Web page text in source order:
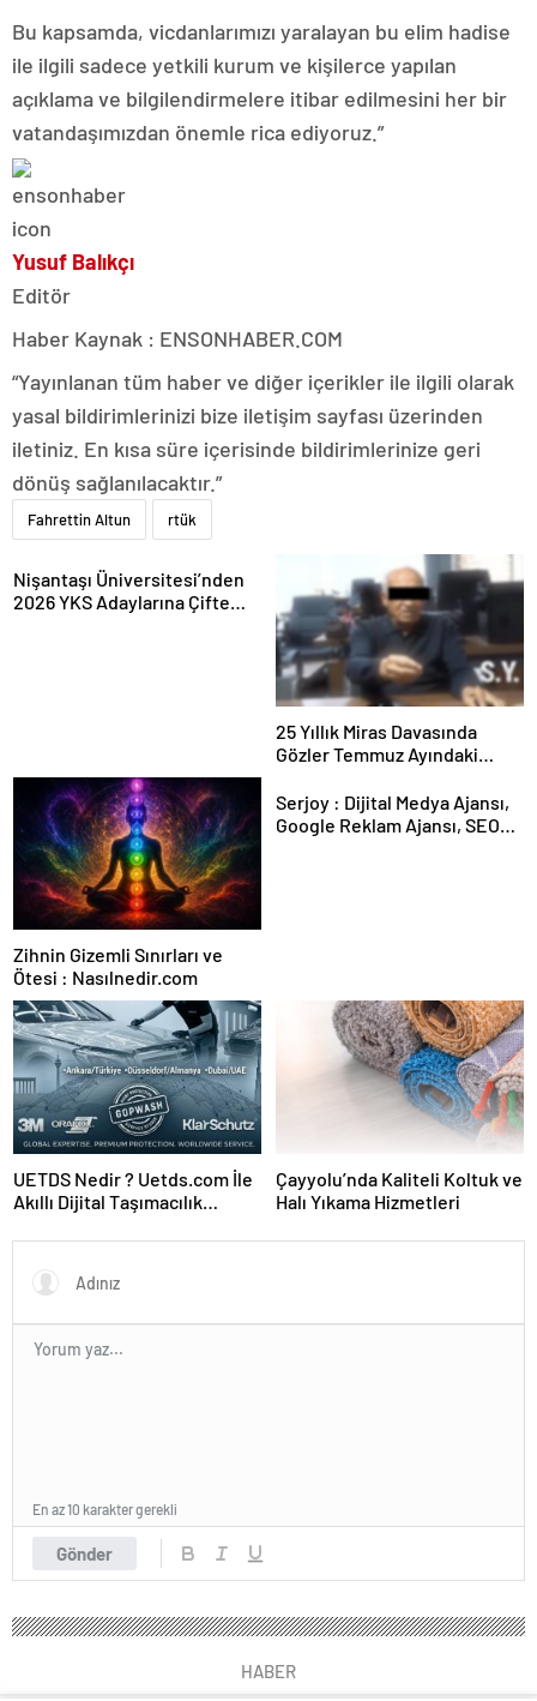
Bu kapsamda, vicdanlarımızı yaralayan bu elim hadise
ile ilgili sadece yetkili kurum ve kişilerce yapılan
açıklama ve bilgilendirmelere itibar edilmesini her bir
vatandaşımızdan önemle rica ediyoruz.”
Yusuf Balıkçı
Editör
Haber Kaynak : ENSONHABER.COM
“Yayınlanan tüm haber ve diğer içerikler ile ilgili olarak
yasal bildirimlerinizi bize iletişim sayfası üzerinden
iletiniz. En kısa süre içerisinde bildirimlerinize geri
dönüş sağlanılacaktır.”
Fahrettin Altun rtük
Nişantaşı Üniversitesi’nden
2026 YKS Adaylarına Çifte
25 Yıllık Miras Davasında
Gözler Temmuz Ayındaki
Zihnin Gizemli Sınırları ve
Ötesi : Nasılnedir.com
Serjoy : Dijital Medya Ajansı,
Google Reklam Ajansı, SEO
UETDS Nedir ? Uetds.com İle
Akıllı Dijital Taşımacılık
Çayyolu’nda Kaliteli Koltuk ve
Halı Yıkama Hizmetleri
Gönder
En az 10 karakter gerekli
HABER